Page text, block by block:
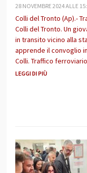
28 NOVEMBRE 2024 ALLE
Colli del Tronto (Ap).-
Colli del Tronto. Un
in transito vicino alla
apprende il convoglio
Colli. Traffico
LEGGI DI PIÙ